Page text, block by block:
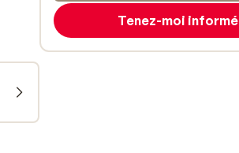
Tenez-moi informé